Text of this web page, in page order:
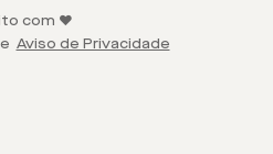
com ❤️
e Aviso de Privacidade